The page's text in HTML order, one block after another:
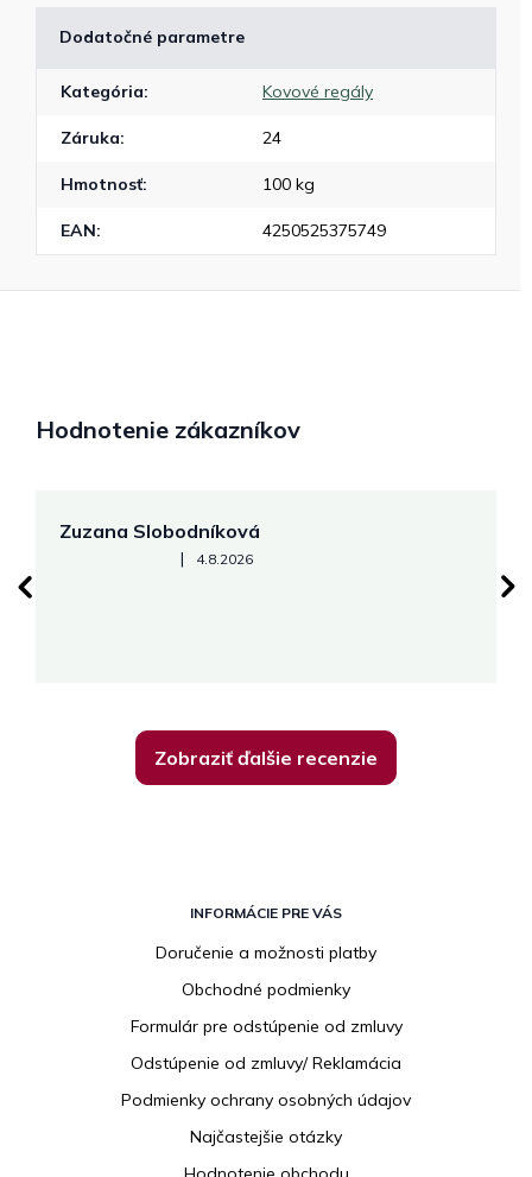
Dodatočné parametre
Kategória: Kovové regály
Záruka: 24
Hmotnosť: 100 kg
EAN: 4250525375749
Hodnotenie zákazníkov
Zuzana Slobodníková
Hodnotenie obchodu je 5 z 5 hviezdičiek.
| 4.8.2026
Zobraziť ďalšie recenzie
INFORMÁCIE PRE VÁS
Doručenie a možnosti platby
Obchodné podmienky
Formulár pre odstúpenie od zmluvy
Odstúpenie od zmluvy/ Reklamácia
Podmienky ochrany osobných údajov
Najčastejšie otázky